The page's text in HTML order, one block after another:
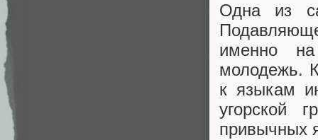
Одна из
именно
молодежь.
к языкам
угорской
привычных